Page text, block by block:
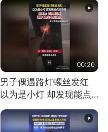
00:20
男子偶遇路灯螺丝发红
以为是小灯 却发现能点
处理